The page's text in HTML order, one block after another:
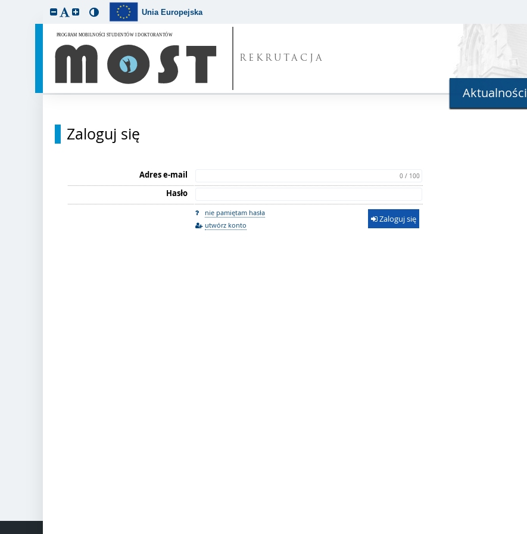
Unia Europejska
REKRUTACJA
Aktualności
Zaloguj się
Adres e-mail 0 / 100
Hasło
nie pamiętam hasła
utwórz konto
Zaloguj się